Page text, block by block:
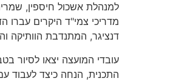
למנהלת אשכול חיספין,
מדריכי צמי"ד היקרים עברו
דנציגר, המתנדבת הוותיקה
עובדי המועצה יצאו לסיור
התכנית, הנחה כיצד לעבוד עם